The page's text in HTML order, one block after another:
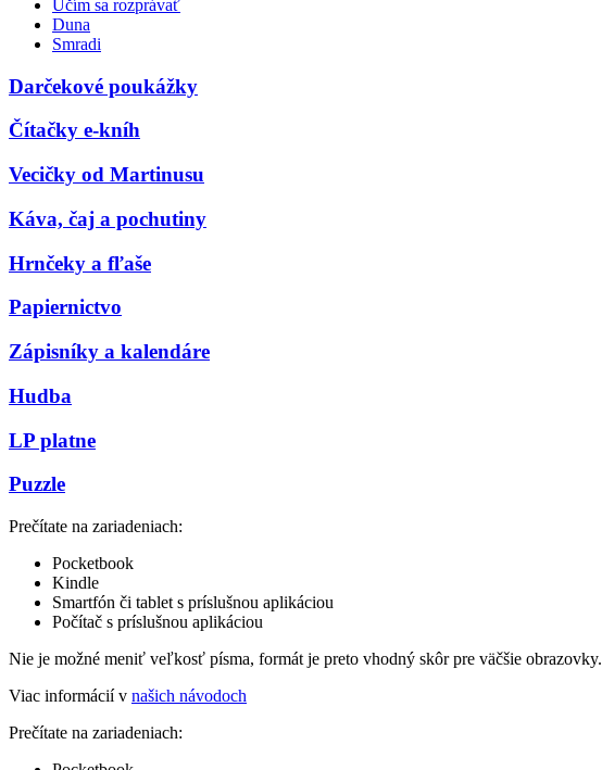
Učím sa rozprávať
Duna
Smradi
Darčekové poukážky
Čítačky e-kníh
Vecičky od Martinusu
Káva, čaj a pochutiny
Hrnčeky a fľaše
Papiernictvo
Zápisníky a kalendáre
Hudba
LP platne
Puzzle
Prečítate na zariadeniach:
Pocketbook
Kindle
Smartfón či tablet s príslušnou aplikáciou
Počítač s príslušnou aplikáciou
Nie je možné meniť veľkosť písma, formát je preto vhodný skôr pre väčšie obrazovky.
Viac informácií v našich návodoch
Prečítate na zariadeniach: